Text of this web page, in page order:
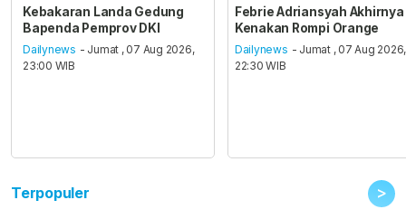
Kebakaran Landa Gedung
Bapenda Pemprov DKI
Dailynews - Jumat , 07 Aug 2026,
23:00 WIB
Febrie Adriansyah Akhirnya
Kenakan Rompi Orange
Dailynews - Jumat , 07 Aug 2026,
22:30 WIB
Terpopuler >